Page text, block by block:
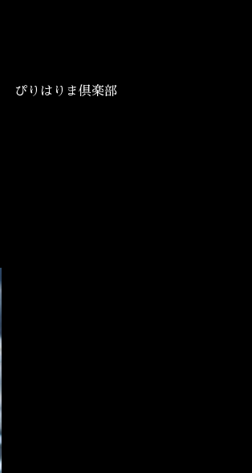
ぴりはりま倶楽部